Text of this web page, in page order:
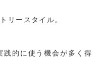
リースタイル。
践的に使う機会が多く得